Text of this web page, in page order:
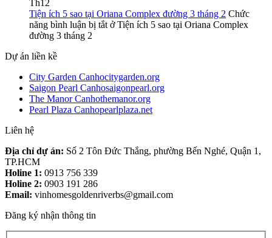
Th12
Tiện ích 5 sao tại Oriana Complex đường 3 tháng 2 Chức
năng bình luận bị tắtở Tiện ích 5 sao tại Oriana Complex
đường 3 tháng 2
Dự án liền kề
City Garden Canhocitygarden.org
Saigon Pearl Canhosaigonpearl.org
The Manor Canhothemanor.org
Pearl Plaza Canhopearlplaza.net
Liên hệ
Địa chỉ dự án: Số 2 Tôn Đức Thắng, phường Bến Nghé, Quận 1,
TP.HCM
Holine 1: 0913 756 339
Holine 2: 0903 191 286
Email: vinhomesgoldenriverbs@gmail.com
Đăng ký nhận thông tin